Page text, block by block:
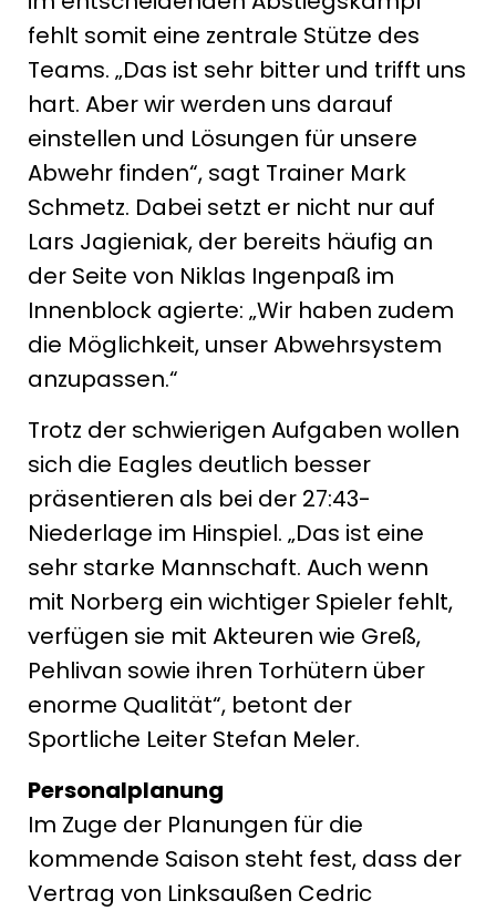
fehlt somit eine zentrale Stütze des
Teams. „Das ist sehr bitter und trifft uns
hart. Aber wir werden uns darauf
einstellen und Lösungen für unsere
Abwehr finden“, sagt Trainer Mark
Schmetz. Dabei setzt er nicht nur auf
Lars Jagieniak, der bereits häufig an
der Seite von Niklas Ingenpaß im
Innenblock agierte: „Wir haben zudem
die Möglichkeit, unser Abwehrsystem
anzupassen.“
Trotz der schwierigen Aufgaben wollen
sich die Eagles deutlich besser
präsentieren als bei der 27:43-
Niederlage im Hinspiel. „Das ist eine
sehr starke Mannschaft. Auch wenn
mit Norberg ein wichtiger Spieler fehlt,
verfügen sie mit Akteuren wie Greß,
Pehlivan sowie ihren Torhütern über
enorme Qualität“, betont der
Sportliche Leiter Stefan Meler.
Personalplanung
Im Zuge der Planungen für die
kommende Saison steht fest, dass der
Vertrag von Linksaußen Cedric